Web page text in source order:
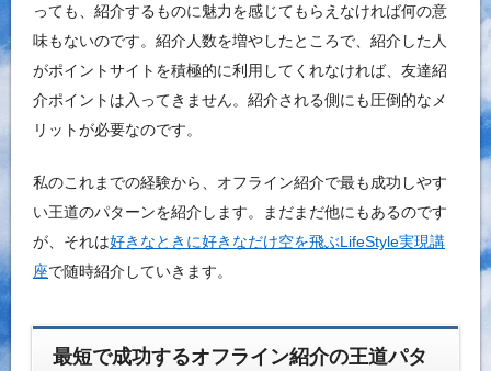
っても、紹介するものに魅力を感じてもらえなければ何の意
味もないのです。紹介人数を増やしたところで、紹介した人
がポイントサイトを積極的に利用してくれなければ、友達紹
介ポイントは入ってきません。紹介される側にも圧倒的なメ
リットが必要なのです。
私のこれまでの経験から、オフライン紹介で最も成功しやす
い王道のパターンを紹介します。まだまだ他にもあるのです
が、それは好きなときに好きなだけ空を飛ぶLifeStyle実現講
座で随時紹介していきます。
最短で成功するオフライン紹介の王道パタ